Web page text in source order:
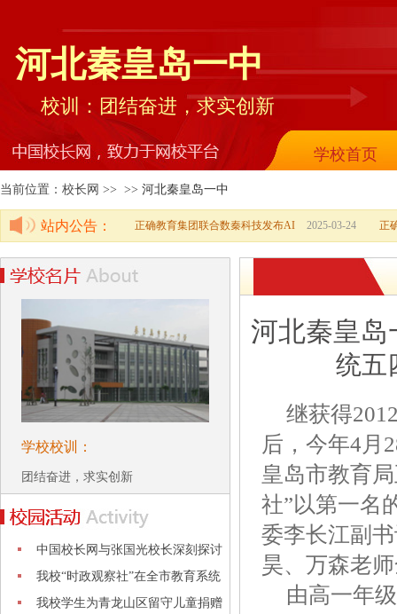
河北秦皇岛一中
校训：团结奋进，求实创新
学校首页
当前位置：校长网 >> >> 河北秦皇岛一中
站内公告： 2025-03-24
正确教育集团联合数秦科技发布AI 正
学校校训：
团结奋进，求实创新
中国校长网与张国光校长深刻探讨
教学
我校“时政观察社”在全市教育系统
五
我校学生为青龙山区留守儿童捐赠
河北秦皇岛
统五
继获得
后，今年4月
皇岛市教育
社”以第一名
委李长江副
昊、万森老
由高一年